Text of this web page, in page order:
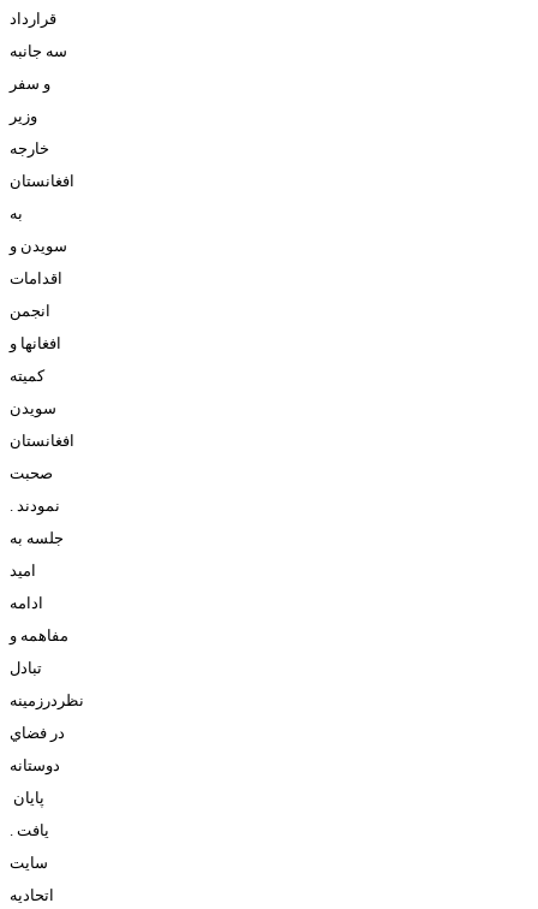
قرارداد
سه جانبه
و سفر
وزير
خارجه
افغانستان
به
سويدن و
اقدامات
انجمن
افغانها و
کميته
سويدن
افغانستان
صحبت
نمودند .
جلسه به
اميد
ادامه
مفاهمه و
تبادل
نظردرزمينه
در فضاي
دوستانه
پايان
يافت .
سايت
اتحاديه